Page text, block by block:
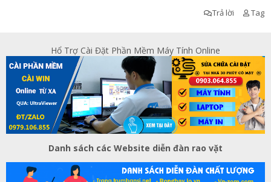
Trả lời Tag
Hổ Trợ Cài Đặt Phần Mềm Máy Tính Online
Danh sách các Website diễn đàn rao vặt